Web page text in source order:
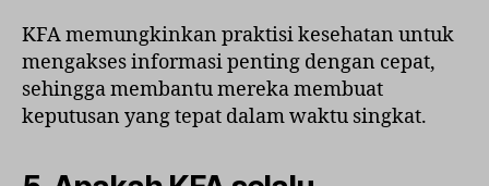
KFA memungkinkan praktisi kesehatan untuk
mengakses informasi penting dengan cepat,
sehingga membantu mereka membuat
keputusan yang tepat dalam waktu singkat.